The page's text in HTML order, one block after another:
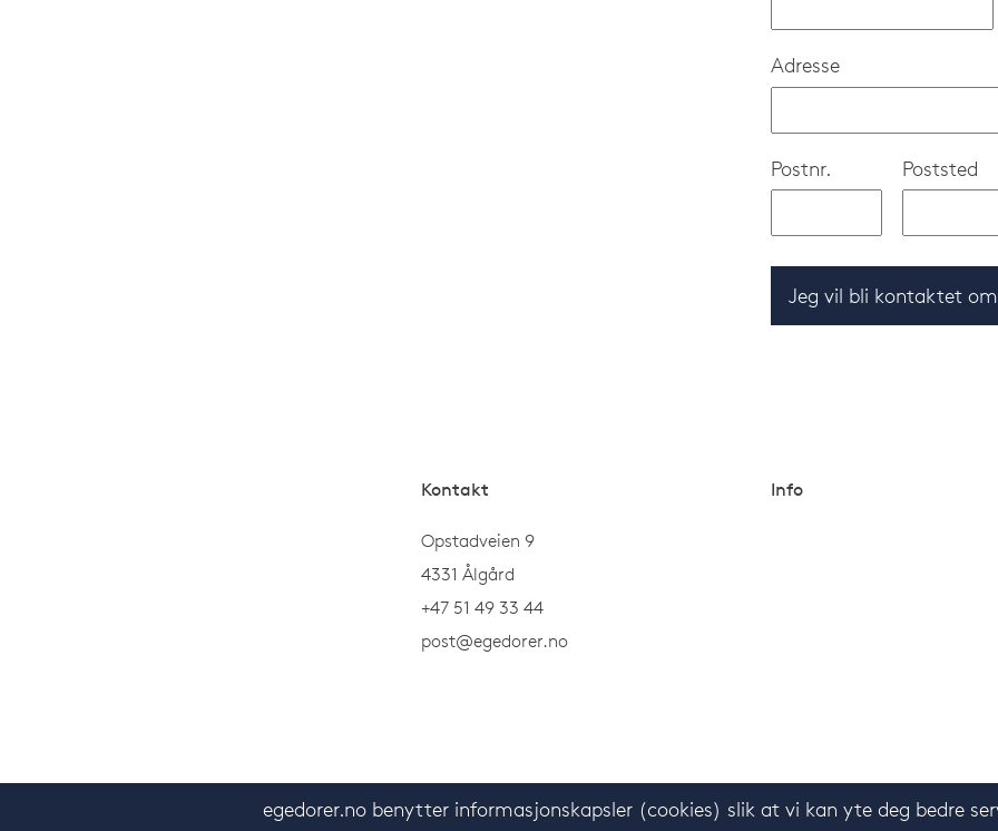
Adresse
Postnr. Poststed
Jeg vil bli kontaktet
Kontakt
Opstadveien 9
4331 Ålgård
+47 51 49 33 44
post@egedorer.no
Info
egedorer.no benytter informasjonskapsler (cookies) slik at vi kan yte deg bedre